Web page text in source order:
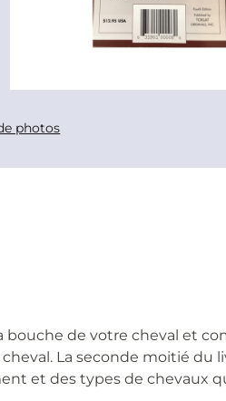
photos
bouche de votre cheval et
La seconde moitié du
et des types de chevaux